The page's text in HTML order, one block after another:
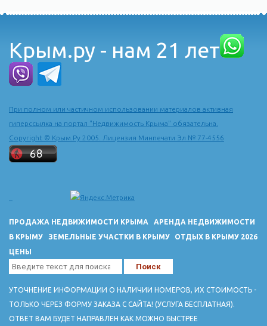
Крым.ру - нам 21 лет
При полном или частичном использовании материалов активная
гиперссылка на портал "Недвижимость Крыма" обязательна.
Copyright © Крым.Ру 2005. Лицензия Минпечати Эл № 77-4556
ПРОДАЖА НЕДВИЖИМОСТИ КРЫМА
АРЕНДА НЕДВИЖИМОСТИ
В КРЫМУ
ЗЕМЕЛЬНЫЕ УЧАСТКИ В КРЫМУ
ОТДЫХ В КРЫМУ 2026
ЦЕНЫ
УТОЧНЕНИЕ ИНФОРМАЦИИ О НАЛИЧИИ НОМЕРОВ, ИХ СТОИМОСТЬ -
ТОЛЬКО ЧЕРЕЗ ФОРМУ ЗАКАЗА С САЙТА! (УСЛУГА БЕСПЛАТНАЯ).
ОТВЕТ ВАМ БУДЕТ НАПРАВЛЕН КАК МОЖНО БЫСТРЕЕ